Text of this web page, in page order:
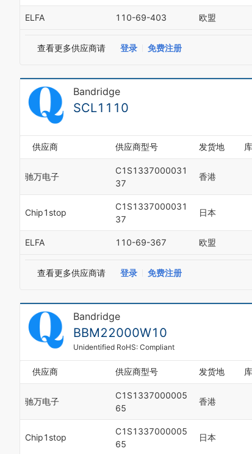
ELFA 110-69-403 欧盟
查看更多供应商请 登录 免费注册
Bandridge
SCL1110
供应商 供应商型号 发货地
驰万电子
C1S1337000031
37
香港
Chip1stop
C1S1337000031
37
日本
ELFA 110-69-367 欧盟
查看更多供应商请 登录 免费注册
Bandridge
BBM22000W10
Unidentified RoHS: Compliant
供应商 供应商型号 发货地
驰万电子
C1S1337000005
65
香港
Chip1stop
C1S1337000005
65
日本